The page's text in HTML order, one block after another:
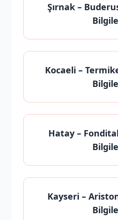
Şırnak–
Kocaeli–
Hatay –
Kayseri –